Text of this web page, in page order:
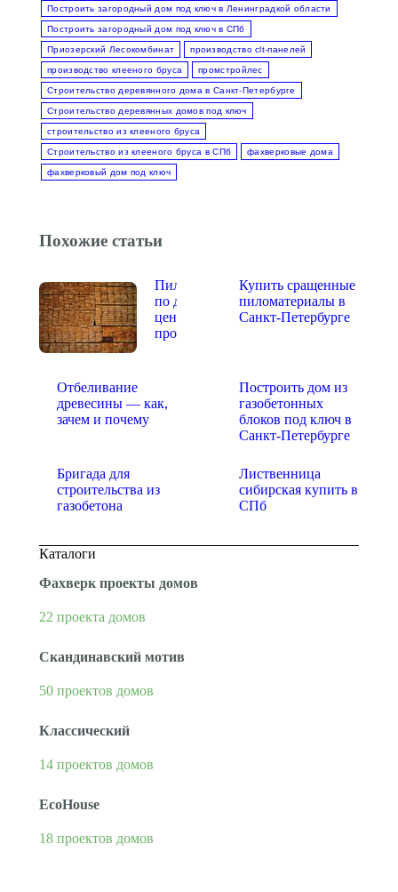
Построить загородный дом под ключ в Ленинградкой области
Построить загородный дом под ключ в СПб
Приозерский Лесокомбинат производство clt-панелей
производство клееного бруса промстройлес
Строительство деревянного дома в Санкт-Петербурге
Строительство деревянных домов под ключ
строительство из клееного бруса
Строительство из клееного бруса в СПб фахверковые дома
фахверковый дом под ключ
Похожие статьи
Пиломатериалы
по доступной
цене у
производителя
Купить сращенные
пиломатериалы в
Санкт-Петербурге
Отбеливание
древесины — как,
зачем и почему
Построить дом из
газобетонных
блоков под ключ в
Санкт-Петербурге
Бригада для
строительства из
газобетона
Лиственница
сибирская купить в
СПб
Каталоги
Фахверк проекты домов
22 проекта домов
Скандинавский мотив
50 проектов домов
Классический
14 проектов домов
EcoHouse
18 проектов домов